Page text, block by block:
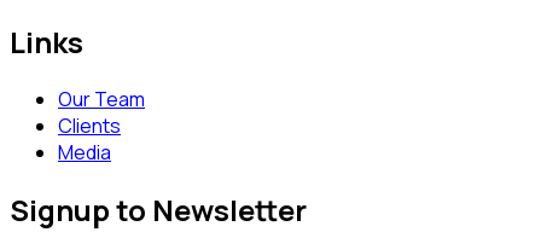
Links
Our Team
Clients
Media
Signup to Newsletter